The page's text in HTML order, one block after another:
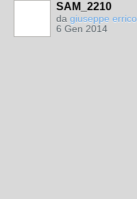
SAM_2210
da giuseppe errico
6 Gen 2014